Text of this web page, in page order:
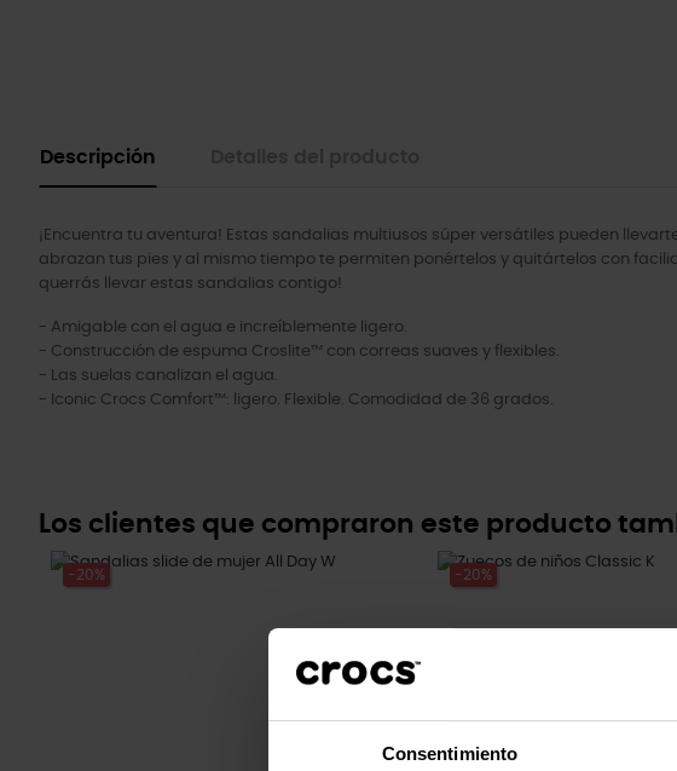
Consentimiento
Descripción
¡Encuentra tu aventura! Estas sandalias multiusos súper versátiles pueden
abrazan tus pies y al mismo tiempo te permiten ponértelos y quitártelos con
querrás llevar estas sandalias contigo!
- Amigable con el agua e increíblemente ligero.
- Construcción de espuma Croslite™ con correas suaves y flexibles.
- Las suelas canalizan el agua.
- Iconic Crocs Comfort™: ligero. Flexible. Comodidad de 36 grados.
Los clientes que compraron este producto
-20% -20%